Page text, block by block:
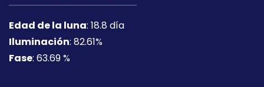
Edad de la luna: 18.8 día
Iluminación: 82.61%
Fase: 63.69 %